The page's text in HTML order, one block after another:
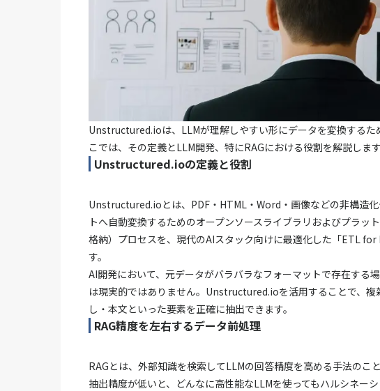
Unstructured.ioは、LLMが理解しやすい形にデータを変換するた
こでは、その定義とLLM開発、特にRAGにおける役割を解説します
Unstructured.ioの定義と役割
Unstructured.ioとは、PDF・HTML・Word・画像などの非構造
トへ自動変換するためのオープンソースライブラリおよびプラッ
格納）プロセスを、現代のAIスタック向けに最適化した「ETL
す。
AI開発において、元データがバラバラなフォーマットで存在する
は現実的ではありません。Unstructured.ioを活用することで、
し・本文といった要素を正確に抽出できます。
RAG精度を左右するデータ前処理
RAGとは、外部知識を検索してLLMの回答精度を高める手法のこ
抽出精度が低いと、どんなに高性能なLLMを使ってもハルシネーシ